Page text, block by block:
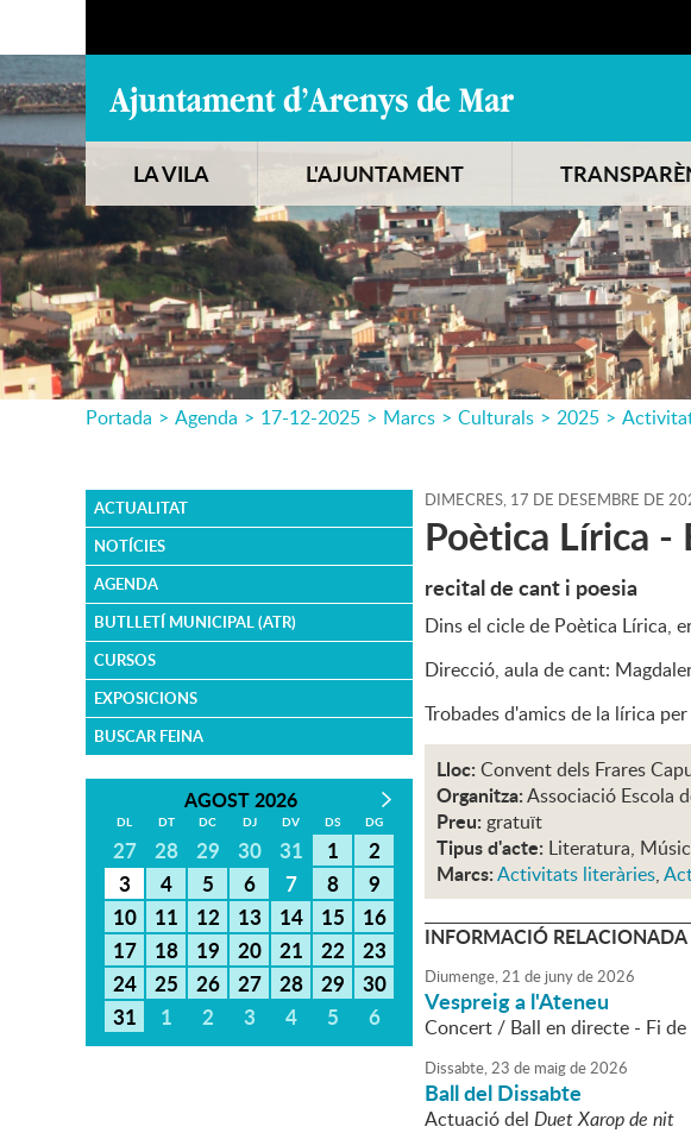
LA VILA L'AJUNTAMENT
Portada > Agenda > 17-12-2025 > Marcs > Culturals > 2025 >
ACTUALITAT
NOTÍCIES
AGENDA
BUTLLETÍ MUNICIPAL (ATR)
CURSOS
EXPOSICIONS
BUSCAR FEINA
AGOST 2026
DL DT DC DJ DV DS DG
27 28 29 30 31 1
2
3
4 5 6 7 8
9
10
11 12 13 14 15
16
17
18 19 20 21 22
23
24
25 26 27 28 29
30
31
1 2 3 4 5 6
DIMECRES, 17 DE DESEMBRE DE
Poètica Lírica -
recital de cant i poesia
Dins el cicle de Poètica Lírica,
Direcció, aula de cant:
Trobades d'amics de la lírica
Lloc: Convent dels Frares
Organitza:Associació Escola
Preu: gratuït
Tipus d'acte: Literatura,
Marcs:Activitats literàries,
INFORMACIÓ RELACIONADA
Diumenge,21 de junyde2026
Vespreig a l'Ateneu
Concert / Ball en directe - Fi
Dissabte,23 de maigde2026
Ball del Dissabte
Actuació del Duet Xarop de nit